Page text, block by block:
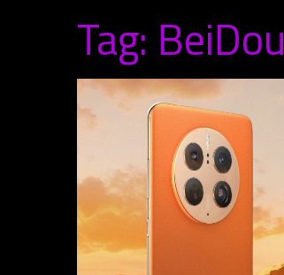
Tag: BeiDou